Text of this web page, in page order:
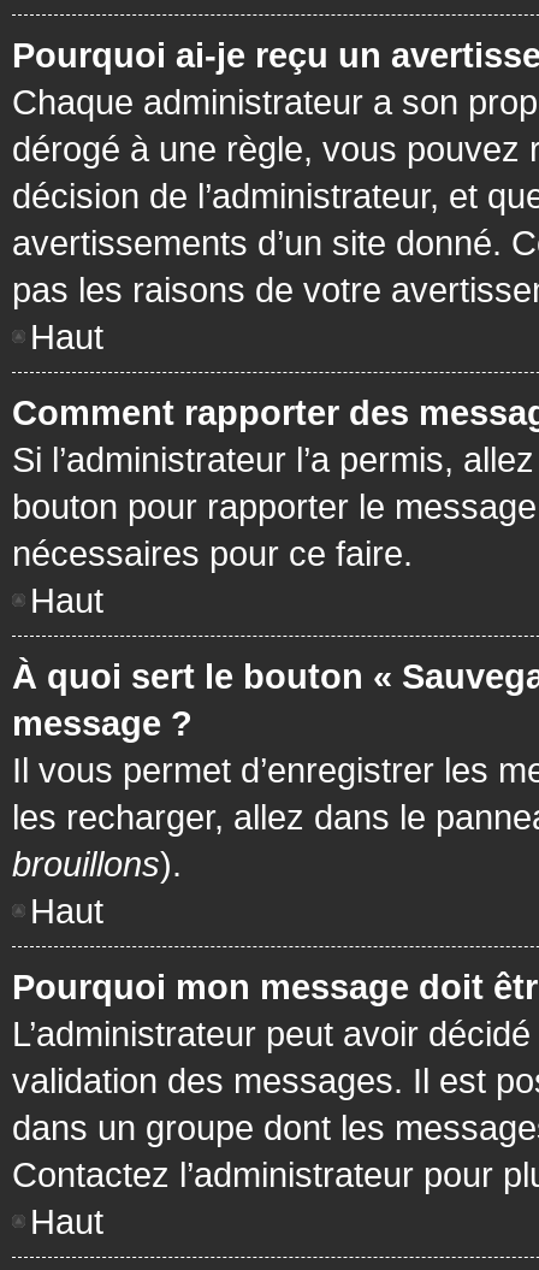
Pourquoi ai-je reçu un
Chaque administrateur a son
dérogé à une règle, vous pouvez
décision de l’administrateur, et
avertissements d’un site donné.
pas les raisons de votre
Haut
Comment rapporter des
Si l’administrateur l’a permis,
bouton pour rapporter le
nécessaires pour ce faire.
Haut
À quoi sert le bouton «
message ?
Il vous permet d’enregistrer les
les recharger, allez dans le
brouillons).
Haut
Pourquoi mon message doit
L’administrateur peut avoir
validation des messages. Il est
dans un groupe dont les
Contactez l’administrateur pour
Haut